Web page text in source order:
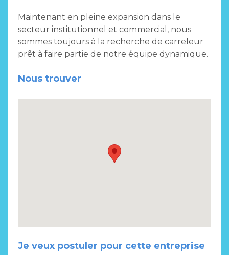
Maintenant en pleine expansion dans le
secteur institutionnel et commercial, nous
sommes toujours à la recherche de carreleur
prêt à faire partie de notre équipe dynamique.
Nous trouver
Je veux postuler pour cette entreprise